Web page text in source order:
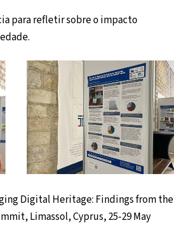
para refletir sobre o impacto
Digital Heritage: Findings from the
Limassol, Cyprus, 25-29 May